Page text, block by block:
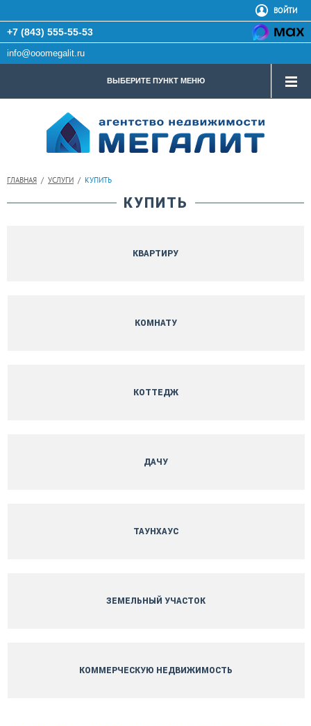
ВОЙТИ
+7 (843) 555-55-53
info@ooomegalit.ru
ВЫБЕРИТЕ ПУНКТ МЕНЮ
ГЛАВНАЯ / УСЛУГИ / КУПИТЬ
КУПИТЬ
КВАРТИРУ
КОМНАТУ
КОТТЕДЖ
ДАЧУ
ТАУНХАУС
ЗЕМЕЛЬНЫЙ УЧАСТОК
КОММЕРЧЕСКУЮ НЕДВИЖИМОСТЬ